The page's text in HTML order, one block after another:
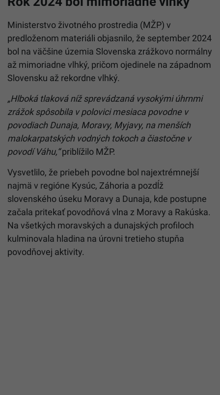
Ministerstvo životného prostredia (MŽP) v
predloženom materiáli objasnilo, že september 2024
bol na väčšine územia Slovenska zrážkovo normálny
až mimoriadne vlhký, pričom ojedinele na západnom
Slovensku až rekordne vlhký.
„Hlboká tlaková níž sprevádzaná vysokými úhrnmi
zrážok spôsobila v polovici mesiaca povodne v
povodiach Dunaja, Moravy, Myjavy, na menších
malokarpatských vodných tokoch a čiastočne v
povodí Váhu,“priblížilo MŽP.
Vysvetlilo, že priebeh povodne bol najextrémnejší
najmä v regióne Kysúc, Záhoria a pozdĺž
slovenského úseku Moravy a Dunaja, kde postupne
začala pritekať povodňová vlna z Moravy a Rakúska.
Na všetkých moravských a dunajských profiloch
kulminovala hladina na úrovni tretieho stupňa
povodňovej aktivity.